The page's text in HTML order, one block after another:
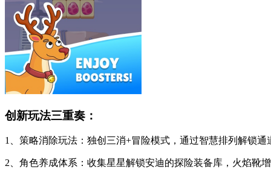
创新玩法三重奏：
1、策略消除玩法：独创三消+冒险模式，通过智慧排列解锁
2、角色养成体系：收集星星解锁安迪的探险装备库，火焰靴